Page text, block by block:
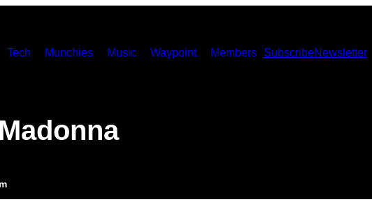
Tech Munchies Music Waypoint Members SubscribeNewsletter